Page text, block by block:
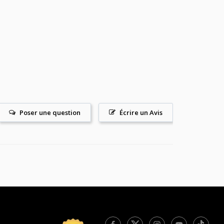
Écrire un Avis
Poser une question